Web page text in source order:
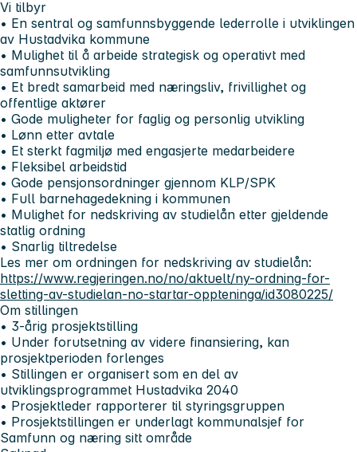
Vi tilbyr
• En sentral og samfunnsbyggende lederrolle i utviklingen
av Hustadvika kommune
• Mulighet til å arbeide strategisk og operativt med
samfunnsutvikling
• Et bredt samarbeid med næringsliv, frivillighet og
offentlige aktører
• Gode muligheter for faglig og personlig utvikling
• Lønn etter avtale
• Et sterkt fagmiljø med engasjerte medarbeidere
• Fleksibel arbeidstid
• Gode pensjonsordninger gjennom KLP/SPK
• Full barnehagedekning i kommunen
• Mulighet for nedskriving av studielån etter gjeldende
statlig ordning
• Snarlig tiltredelse
Les mer om ordningen for nedskriving av studielån:
https://www.regjeringen.no/no/aktuelt/ny-ordning-for-
sletting-av-studielan-no-startar-oppteninga/id3080225/
Om stillingen
• 3-årig prosjektstilling
• Under forutsetning av videre finansiering, kan
prosjektperioden forlenges
• Stillingen er organisert som en del av
utviklingsprogrammet Hustadvika 2040
• Prosjektleder rapporterer til styringsgruppen
• Prosjektstillingen er underlagt kommunalsjef for
Samfunn og næring sitt område